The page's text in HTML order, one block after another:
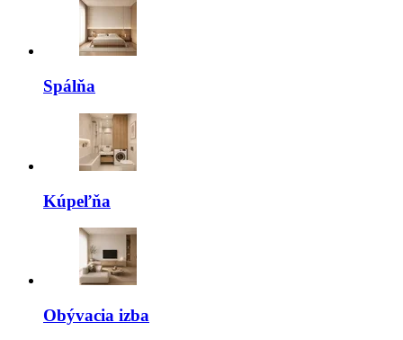
Spálňa
Kúpeľňa
Obývacia izba